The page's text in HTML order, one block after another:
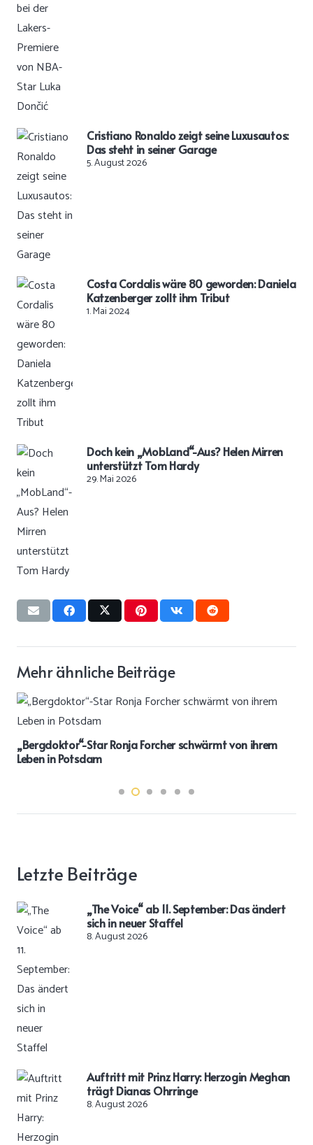
Cristiano Ronaldo zeigt seine Luxusautos:
Das steht in seiner Garage
5. August 2026
Costa Cordalis wäre 80 geworden: Daniela
Katzenberger zollt ihm Tribut
1. Mai 2024
Doch kein „MobLand“-Aus? Helen Mirren
unterstützt Tom Hardy
29. Mai 2026
Mehr ähnliche Beiträge
„Bergdoktor“-Star Ronja Forcher schwärmt von ihrem
Leben in Potsdam
Letzte Beiträge
„The Voice“ ab 11. September: Das ändert
sich in neuer Staffel
8. August 2026
Auftritt mit Prinz Harry: Herzogin Meghan
trägt Dianas Ohrringe
8. August 2026